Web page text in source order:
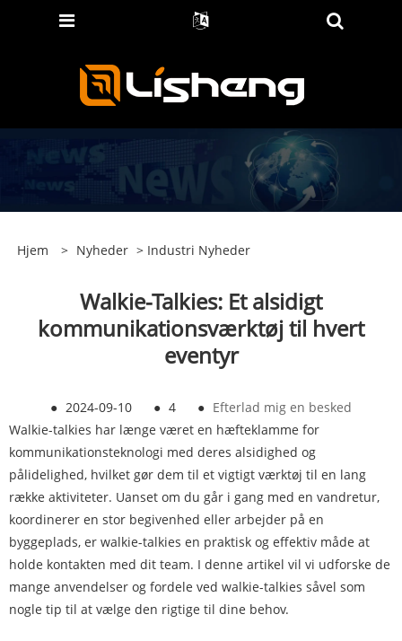
Hjem > Nyheder > Industri Nyheder
Walkie-Talkies: Et alsidigt
kommunikationsværktøj til hvert
eventyr
● 2024-09-10 ● 4 ● Efterlad mig en besked
Walkie-talkies har længe været en hæfteklamme for
kommunikationsteknologi med deres alsidighed og
pålidelighed, hvilket gør dem til et vigtigt værktøj til en lang
række aktiviteter. Uanset om du går i gang med en vandretur,
koordinerer en stor begivenhed eller arbejder på en
byggeplads, er walkie-talkies en praktisk og effektiv måde at
holde kontakten med dit team. I denne artikel vil vi udforske de
mange anvendelser og fordele ved walkie-talkies såvel som
nogle tip til at vælge den rigtige til dine behov.